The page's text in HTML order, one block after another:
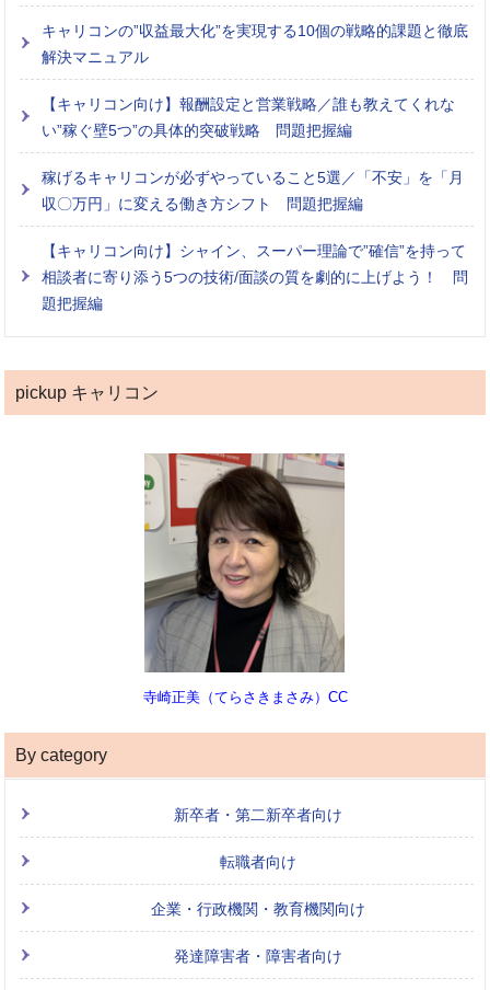
キャリコンの”収益最大化”を実現する10個の戦略的課題と徹底
解決マニュアル
【キャリコン向け】報酬設定と営業戦略／誰も教えてくれな
い”稼ぐ壁5つ”の具体的突破戦略 問題把握編
稼げるキャリコンが必ずやっていること5選／「不安」を「月
収〇万円」に変える働き方シフト 問題把握編
【キャリコン向け】シャイン、スーパー理論で”確信”を持って
相談者に寄り添う5つの技術/面談の質を劇的に上げよう！ 問
題把握編
pickup キャリコン
寺崎正美（てらさきまさみ）CC
By category
新卒者・第二新卒者向け
転職者向け
企業・行政機関・教育機関向け
発達障害者・障害者向け